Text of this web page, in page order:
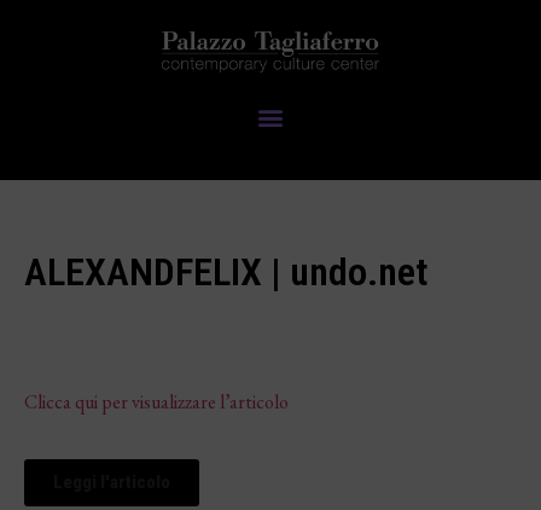
ALEXANDFELIX | undo.net
Clicca qui per visualizzare l’articolo